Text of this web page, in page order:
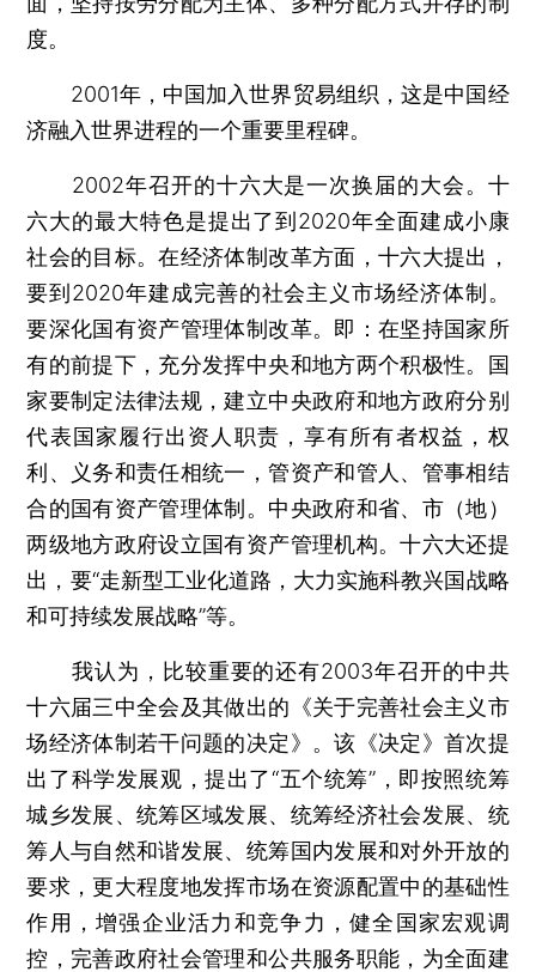
度。
2001年，中国加入世界贸易组织，这是中国经
济融入世界进程的一个重要里程碑。
2002年召开的十六大是一次换届的大会。十
六大的最大特色是提出了到2020年全面建成小康
社会的目标。在经济体制改革方面，十六大提出，
要到2020年建成完善的社会主义市场经济体制。
要深化国有资产管理体制改革。即：在坚持国家所
有的前提下，充分发挥中央和地方两个积极性。国
家要制定法律法规，建立中央政府和地方政府分别
代表国家履行出资人职责，享有所有者权益，权
利、义务和责任相统一，管资产和管人、管事相结
合的国有资产管理体制。中央政府和省、市（地）
两级地方政府设立国有资产管理机构。十六大还提
出，要“走新型工业化道路，大力实施科教兴国战略
和可持续发展战略”等。
我认为，比较重要的还有2003年召开的中共
十六届三中全会及其做出的《关于完善社会主义市
场经济体制若干问题的决定》。该《决定》首次提
出了科学发展观，提出了“五个统筹”，即按照统筹
城乡发展、统筹区域发展、统筹经济社会发展、统
筹人与自然和谐发展、统筹国内发展和对外开放的
要求，更大程度地发挥市场在资源配置中的基础性
作用，增强企业活力和竞争力，健全国家宏观调
控，完善政府社会管理和公共服务职能，为全面建